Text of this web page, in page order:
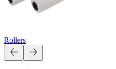
Rollers